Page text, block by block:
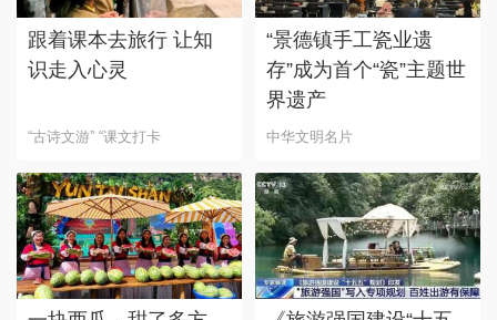
跟着课本去旅行 让知
识走入心灵
“古诗文游” “课文打卡
“景德镇手工瓷业遗
存”成为首个“瓷”主题世
界遗产
中华文明名片